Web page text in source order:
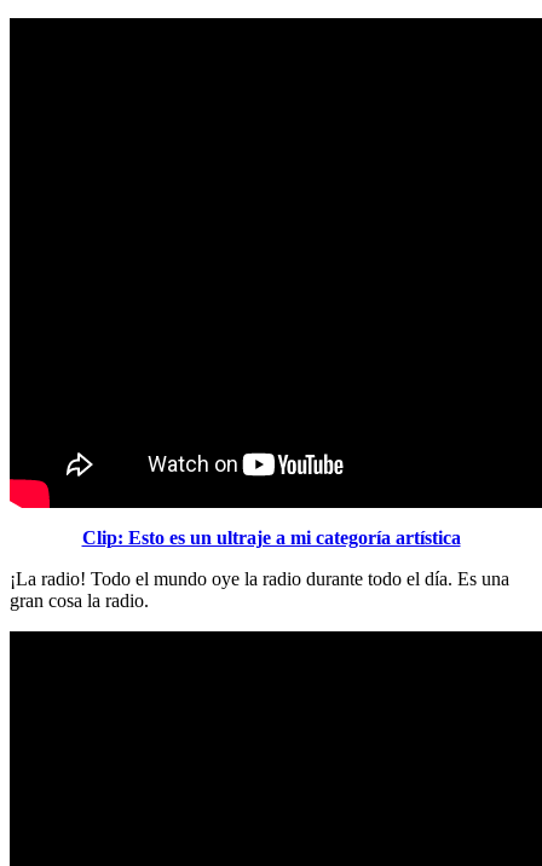
Clip: Esto es un ultraje a mi categoría artística
¡La radio! Todo el mundo oye la radio durante todo el día. Es una
gran cosa la radio.